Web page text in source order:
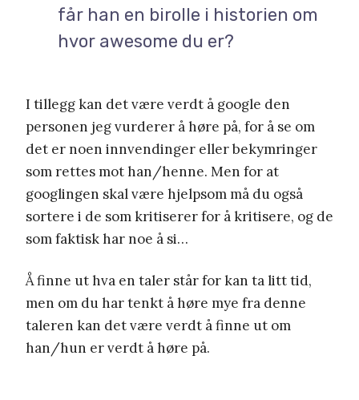
får han en birolle i historien om
hvor awesome du er?
I tillegg kan det være verdt å google den
personen jeg vurderer å høre på, for å se om
det er noen innvendinger eller bekymringer
som rettes mot han/henne. Men for at
googlingen skal være hjelpsom må du også
sortere i de som kritiserer for å kritisere, og de
som faktisk har noe å si…
Å finne ut hva en taler står for kan ta litt tid,
men om du har tenkt å høre mye fra denne
taleren kan det være verdt å finne ut om
han/hun er verdt å høre på.